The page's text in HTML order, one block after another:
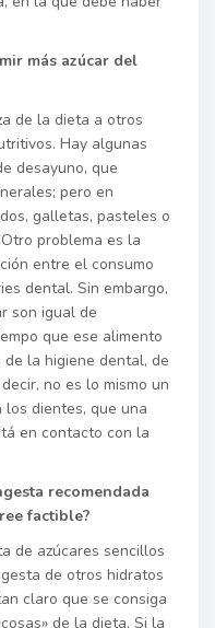
más azúcar del
de la dieta a otros
Hay algunas
desayuno, que
pero en
galletas, pasteles o
problema es la
entre el consumo
dental. Sin embargo,
son igual de
que ese alimento
la higiene dental, de
no es lo mismo un
dientes, que una
en contacto con la
recomendada
factible?
de azúcares sencillos
de otros hidratos
claro que se consiga
de la dieta. Si la